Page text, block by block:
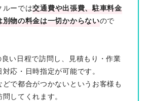
ルーでは交通費や出張費、駐車料金
別物の料金は一切かからないので
い日程で訪問し、見積もり・作業
応・日時指定が可能です。
で都合がつかないというお客様も
してくれます。